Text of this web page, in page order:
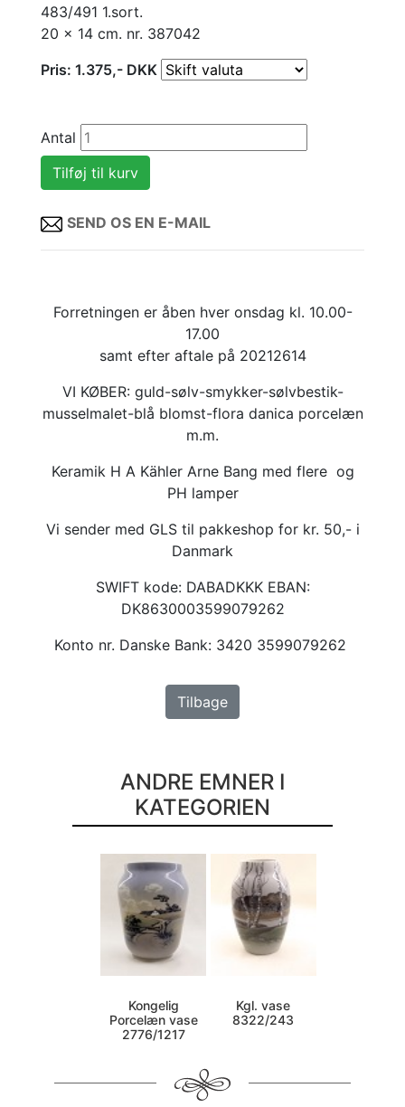
483/491 1.sort.
20 x 14 cm. nr. 387042
Pris: 1.375,- DKK
Antal
SEND OS EN E-MAIL
Forretningen er åben hver onsdag kl. 10.00-
17.00
samt efter aftale på 20212614
VI KØBER: guld-sølv-smykker-sølvbestik-
musselmalet-blå blomst-flora danica porcelæn
m.m.
Keramik H A Kähler Arne Bang med flere og
PH lamper
Vi sender med GLS til pakkeshop for kr. 50,- i
Danmark
SWIFT kode: DABADKKK EBAN:
DK8630003599079262
Konto nr. Danske Bank: 3420 3599079262
Tilbage
ANDRE EMNER I
KATEGORIEN
Kongelig
Porcelæn vase
2776/1217
Kgl. vase
8322/243